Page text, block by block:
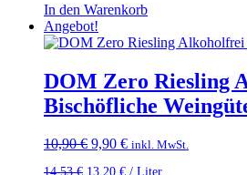
In den Warenkorb
Angebot!
DOM Zero Riesling
Bischöfliche
10,90€ Ursprünglicher
9,90 €Aktueller
inkl. MwSt.
14,53€ 13,20 € / Liter